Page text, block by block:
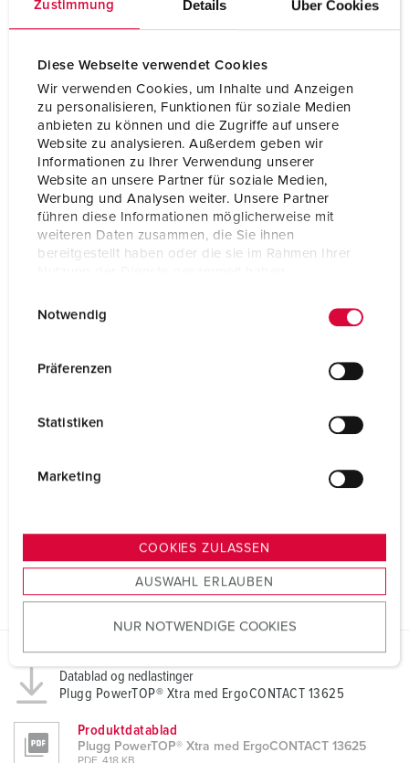
Zustimmung Details Über Cookies
Diese Webseite verwendet Cookies
Wir verwenden Cookies, um Inhalte und Anzeigen
zu personalisieren, Funktionen für soziale Medien
anbieten zu können und die Zugriffe auf unsere
Website zu analysieren. Außerdem geben wir
Informationen zu Ihrer Verwendung unserer
Website an unsere Partner für soziale Medien,
Werbung und Analysen weiter. Unsere Partner
führen diese Informationen möglicherweise mit
weiteren Daten zusammen, die Sie ihnen
bereitgestellt haben oder die sie im Rahmen Ihrer
s
u
w
h
Notwendig
Präferenzen
Statistiken
Marketing
COOKIES ZULASSEN
AUSWAHL ERLAUBEN
NUR NOTWENDIGE COOKIES
Kontrollmerke
VDE
Datablad og nedlastinger
Plugg PowerTOP® Xtra med ErgoCONTACT 13625
Produktdatablad
Plugg PowerTOP® Xtra med ErgoCONTACT 13625